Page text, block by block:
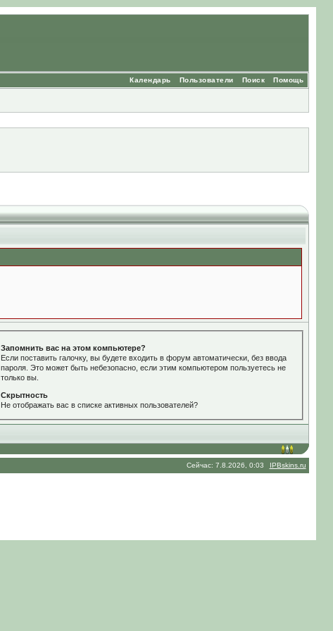
Помощь
Поиск
Пользователи
Календарь
Запомнить вас на этом компьютере?
Если поставить галочку, вы будете входить в форум автоматически, без ввода
пароля. Это может быть небезопасно, если этим компьютером пользуетесь не
только вы.
Скрытность
Не отображать вас в списке активных пользователей?
Сейчас: 7.8.2026, 0:03 IPBskins.ru